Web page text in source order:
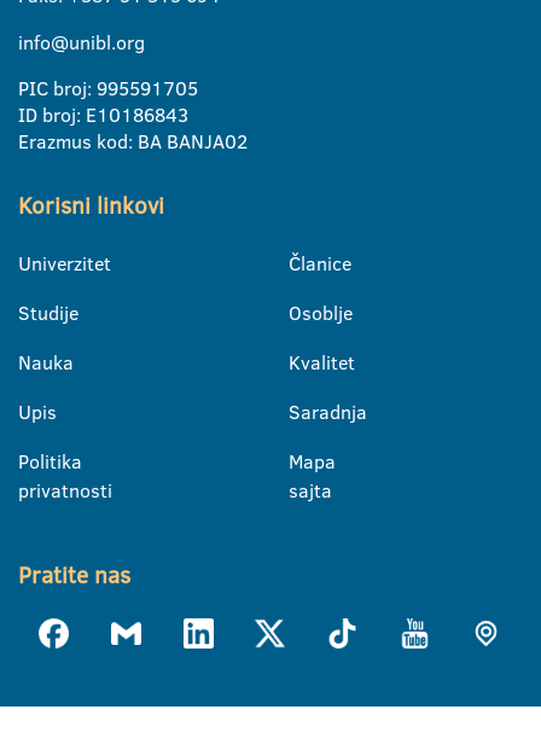
info@unibl.org
PIC broj: 995591705
ID broj: E10186843
Erazmus kod: BA BANJA02
Korisni linkovi
Univerzitet
Studije
Nauka
Upis
Politika
privatnosti
Članice
Osoblje
Kvalitet
Saradnja
Mapa
sajta
Pratite nas